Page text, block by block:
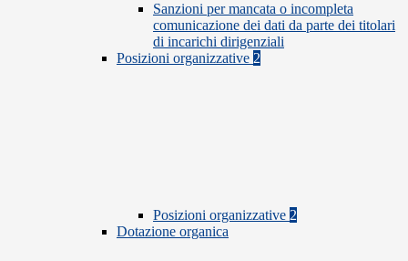
Sanzioni per mancata o incompleta
comunicazione dei dati da parte dei titolari
di incarichi dirigenziali
Posizioni organizzative 2
Posizioni organizzative 2
Dotazione organica